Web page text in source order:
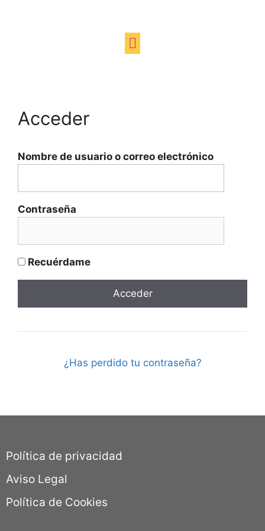
Acceder
Nombre de usuario o correo electrónico
Contraseña
Recuérdame
¿Has perdido tu contraseña?
Política de privacidad
Aviso Legal
Política de Cookies